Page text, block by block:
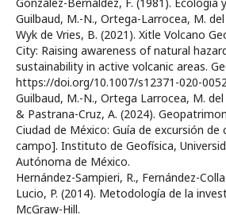
Guilbaud, M.-N., Ortega-Larrocea, M. del
Wyk de Vries, B. (2021). Xitle Volcano
City: Raising awareness of natural
sustainability in active volcanic areas.
https://doi.org/10.1007/s12371-020-
Guilbaud, M.-N., Ortega Larrocea, M. del
& Pastrana-Cruz, A. (2024).
Ciudad de México: Guía de excursión de
campo]. Instituto de Geofísica,
Autónoma de México.
Hernández-Sampieri, R., Fernández-
Lucio, P. (2014). Metodología de la
McGraw-Hill.